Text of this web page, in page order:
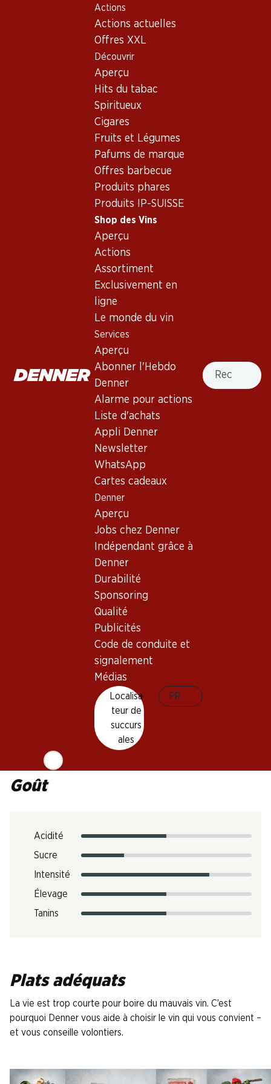
Actions
Actions actuelles
Offres XXL
Découvrir
Aperçu
Hits du tabac
Spiritueux
Cigares
Fruits et Légumes
Pafums de marque
Offres barbecue
Produits phares
Produits IP-SUISSE
Shop des Vins
Aperçu
Actions
Assortiment
Exclusivement en
ligne
Le monde du vin
Services
Aperçu
Abonner l'Hebdo
Denner
Alarme pour actions
Liste d'achats
Appli Denner
Newsletter
WhatsApp
Cartes cadeaux
Denner
Aperçu
Jobs chez Denner
Indépendant grâce à
Denner
Durabilité
Sponsoring
Qualité
Publicités
Code de conduite et
signalement
Médias
Localisa
teur de
succurs
ales
FR
Recherche
Shop des Vins
Italie
Piémont
Barbera d’Asti Superiore DOCG
Recto
Barbera d’Asti Superiore DOCG
Piémont
des nuances de fruits mûrs, de vanille et d’amandes amères.
Bouche moyennement pleine à pleine avec des tanins
moelleux. Finale persistante.
Bon à savoir
Empreinte carbone
Goût
Acidité
Sucre
Intensité
Élevage
Tanins
Plats adéquats
La vie est trop courte pour boire du mauvais vin. C’est
pourquoi Denner vous aide à choisir le vin qui vous convient –
et vous conseille volontiers.